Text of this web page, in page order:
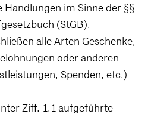
im Sinne der §§
(StGB).
alle Arten Geschenke,
oder anderen
Spenden, etc.)
Ziff. 1.1 aufgeführte